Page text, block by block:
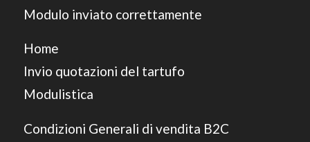
Modulo inviato correttamente
Home
Invio quotazioni del tartufo
Modulistica
Condizioni Generali di vendita B2C